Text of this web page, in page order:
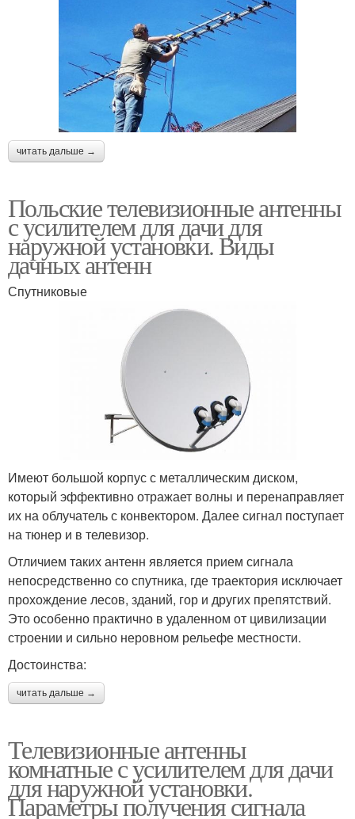
читать дальше →
Польские телевизионные антенны
с усилителем для дачи для
наружной установки. Виды
дачных антенн
Спутниковые
Имеют большой корпус с металлическим диском,
который эффективно отражает волны и перенаправляет
их на облучатель с конвектором. Далее сигнал поступает
на тюнер и в телевизор.
Отличием таких антенн является прием сигнала
непосредственно со спутника, где траектория исключает
прохождение лесов, зданий, гор и других препятствий.
Это особенно практично в удаленном от цивилизации
строении и сильно неровном рельефе местности.
Достоинства:
читать дальше →
Телевизионные антенны
комнатные с усилителем для дачи
для наружной установки.
Параметры получения сигнала